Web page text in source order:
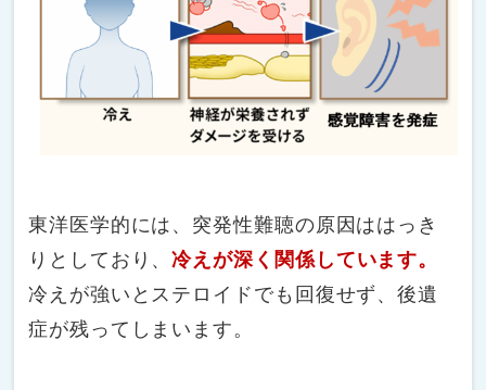
東洋医学的には、突発性難聴の原因ははっき
りとしており、冷えが深く関係しています。
冷えが強いとステロイドでも回復せず、後遺
症が残ってしまいます。